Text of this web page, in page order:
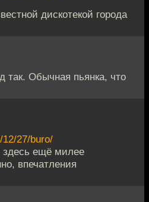
дискотекой города
так. Обычная пьянка, что
27/buro/
ещё милее
впечатления